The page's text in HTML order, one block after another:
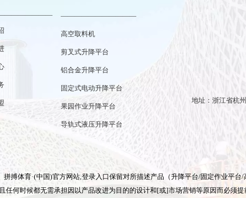
———————————
高空取料机
剪叉式升降平台
铝合金升降平台
固定式电动升降平台
果园作业升降平台
导轨式液压升降平台
搏体育·(中国)官方网站,登录入口保留对所描述产品（升降平台/固定作业平台
任何时候都无需承担因以产品改进为目的的设计和[或]市场营销等原因而必须提